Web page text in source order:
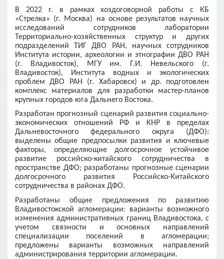
В 2022 г. в рамках хоздоговорной работы с КБ
«Стрелка» (г. Москва) на основе результатов научных
исследований сотрудников лаборатории
Территориально-хозяйственных структур и других
подразделений ТИГ ДВО РАН, научных сотрудников
Института истории, археологии и этнографии ДВО РАН
(г. Владивосток), МГУ им. Г.И. Невельского (г.
Владивосток), Института водных и экологических
проблем ДВО РАН (г. Хабаровск) и др. подготовлен
комплекс материалов для разработки мастер-планов
крупных городов юга Дальнего Востока.
Разработан прогнозный сценарий развития социально-
экономических отношений РФ и КНР в пределах
Дальневосточного федерального округа (ДФО):
выделены общие предпосылки развития и ключевые
факторы, определяющие долгосрочное устойчивое
развитие российско-китайского сотрудничества в
пространстве ДФО; разработаны прогнозные сценарии
долгосрочного развития Российско-Китайского
сотрудничества в районах ДФО.
Разработаны общие предложения по развитию
Владивостокской агломерации: варианты возможного
изменения административных границ Владивостока, с
учетом связности и основных направлений
специализации поселений в агломерации;
предложены варианты возможных направлений
администрирования территории агломерации.